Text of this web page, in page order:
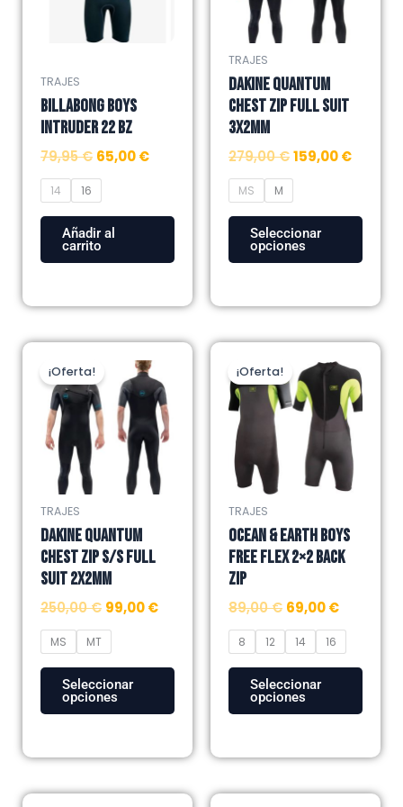
TRAJES
BILLABONG BOYS
INTRUDER 22 BZ
79,95€ 65,00€
14 16
Añadir al
carrito
opciones
pueden
elegir
en
la
página
de
producto
TRAJES
DAKINE QUANTUM
CHEST ZIP FULL SUIT
3x2MM
279,00€159,00€
MS M
Seleccionar
opciones
Las
opciones
se
pueden
elegir
en
la
página
de
producto
¡Oferta!
TRAJES
DAKINE QUANTUM
CHEST ZIP S/S FULL
SUIT 2x2MM
250,00€
precio
original
era:
250,00 €.
99,00€
actual
es:
99,00 €.
MS MT
Seleccionar
opciones
producto
tiene
múltiples
variantes.
Las
opciones
se
pueden
elegir
en
la
página
de
producto
¡Oferta!
TRAJES
OCEAN & EARTH BOYS
FREE FLEX 2×2 BACK
ZIP
89,00€
precio
original
era:
89,00 €.
69,00€
precio
actual
es:
69,00 €.
8 12 14 16
Seleccionar
opciones
producto
tiene
múltiples
variantes.
Las
opciones
se
pueden
elegir
en
la
página
de
producto